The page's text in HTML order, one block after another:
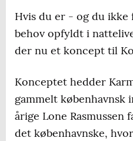
Hvis du er - og du ikke
behov opfyldt i
der nu et koncept til
Konceptet hedder
gammelt københavnsk
årige Lone
det københavnske,